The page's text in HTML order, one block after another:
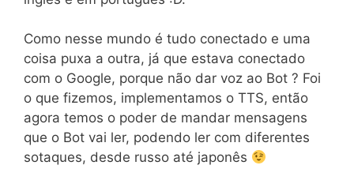
Como nesse mundo é tudo conectado e uma
coisa puxa a outra, já que estava conectado
com o Google, porque não dar voz ao Bot ? Foi
o que fizemos, implementamos o TTS, então
agora temos o poder de mandar mensagens
que o Bot vai ler, podendo ler com diferentes
sotaques, desde russo até japonês